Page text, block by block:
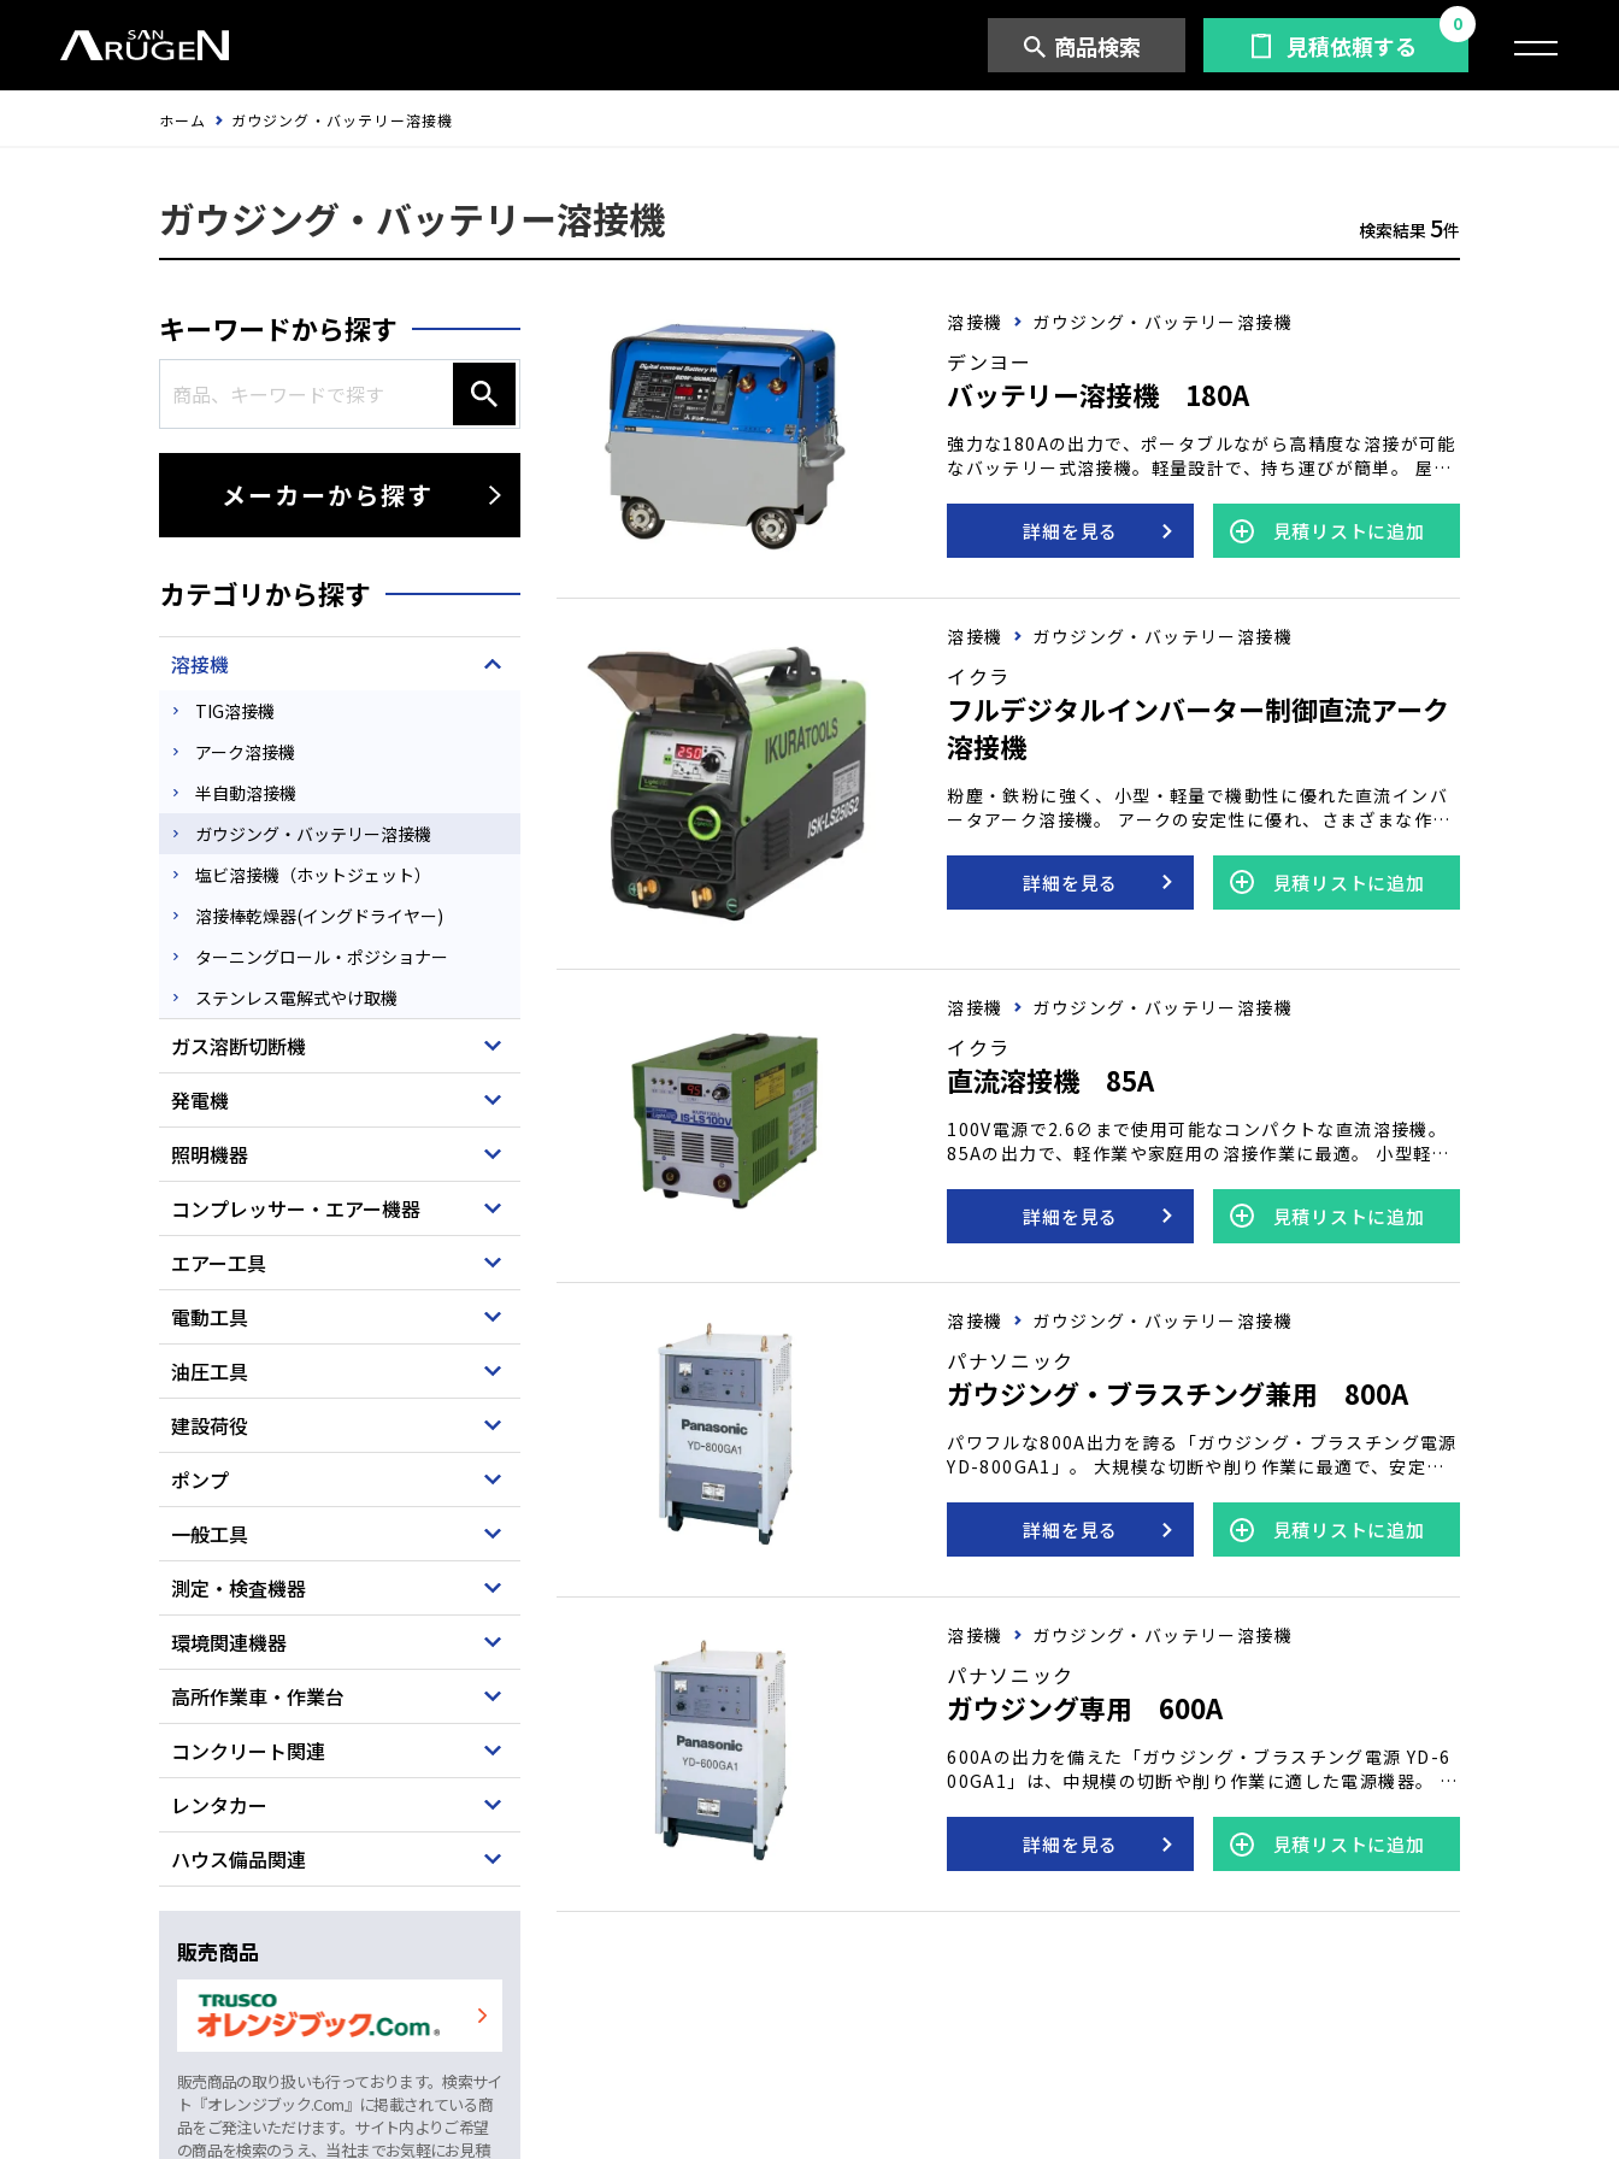
商品検索 見積依頼する
0
ホーム ガウジング・バッテリー溶接機
ガウジング・バッテリー溶接機 検索結果 5件
キーワードから探す
メーカーから探す
カテゴリから探す
溶接機
TIG溶接機
アーク溶接機
半自動溶接機
ガウジング・バッテリー溶接機
塩ビ溶接機（ホットジェット）
溶接棒乾燥器(イングドライヤー)
ターニングロール・ポジショナー
ステンレス電解式やけ取機
ガス溶断切断機
発電機
照明機器
コンプレッサー・エアー機器
エアー工具
電動工具
油圧工具
建設荷役
ポンプ
一般工具
測定・検査機器
環境関連機器
高所作業車・作業台
コンクリート関連
レンタカー
ハウス備品関連
販売商品
販売商品の取り扱いも行っております。検索サイ
ト『オレンジブック.Com』に掲載されている商
品をご発注いただけます。サイト内よりご希望
の商品を検索のうえ、当社までお気軽にお見積
溶接機 ガウジング・バッテリー溶接機
デンヨー
バッテリー溶接機 180A
強力な180Aの出力で、ポータブルながら高精度な溶接が可能
なバッテリー式溶接機。軽量設計で、持ち運びが簡単。 屋外
業を進められます。安全機能も充実しており、安心して使用
できます。詳細を見る 見積リストに追加
溶接機 ガウジング・バッテリー溶接機
イクラ
フルデジタルインバーター制御直流アーク
溶接機
粉塵・鉄粉に強く、小型・軽量で機動性に優れた直流インバ
ータアーク溶接機。 アークの安定性に優れ、さまざまな作業
く、現場での取り回しにも配慮された設計となっています。
インバーター制御方式の採用により、従来機で重量の大半を
占めていたトランス（変圧器）が大幅に小型・軽量化され、
溶接機です。 さらに、上下2分割の内部防塵構造を採用し、
粉塵・鉄粉に強い構造。 ● 小型・軽量で機動性アップ。 ●
アークの安定性抜群。 ● 上下2分割の「内部防塵構造」を採
用。
詳細を見る 見積リストに追加
溶接機 ガウジング・バッテリー溶接機
イクラ
直流溶接機 85A
100V電源で2.6∅まで使用可能なコンパクトな直流溶接機。
85Aの出力で、軽作業や家庭用の溶接作業に最適。 小型軽量
い作業現場でも活躍します。 インバーター制御方式の採用に
より、これまでの溶接機の重量の大半を占めていたトランス
（変圧器）が大幅に小型・軽量化され、同時にアーク安定
●信頼のライトアークシリーズで安定性抜群！入力電圧・電
可能。 ●冷却効果を高めた設計！ ●溶接音が静か！
詳細を見る 見積リストに追加
溶接機 ガウジング・バッテリー溶接機
パナソニック
ガウジング・ブラスチング兼用 800A
パワフルな800A出力を誇る「ガウジング・ブラスチング電源
YD-800GA1」。 大規模な切断や削り作業に最適で、安定し
し、長時間の作業でも信頼の性能を提供します。
詳細を見る 見積リストに追加
溶接機 ガウジング・バッテリー溶接機
パナソニック
ガウジング専用 600A
600Aの出力を備えた「ガウジング・ブラスチング電源 YD-6
00GA1」は、中規模の切断や削り作業に適した電源機器。 省
耐久性とコストパフォーマンスの高さが特徴です。
詳細を見る 見積リストに追加